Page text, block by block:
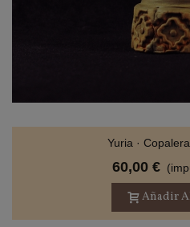
Yuria ·
60,00 €
Añadir